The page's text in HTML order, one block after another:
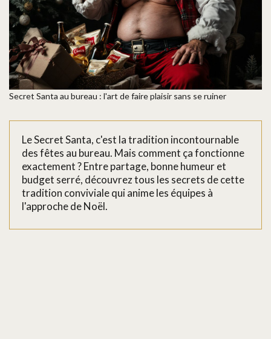
Secret Santa au bureau : l'art de faire plaisir sans se ruiner
Le Secret Santa, c'est la tradition incontournable
des fêtes au bureau. Mais comment ça fonctionne
exactement ? Entre partage, bonne humeur et
budget serré, découvrez tous les secrets de cette
tradition conviviale qui anime les équipes à
l'approche de Noël.